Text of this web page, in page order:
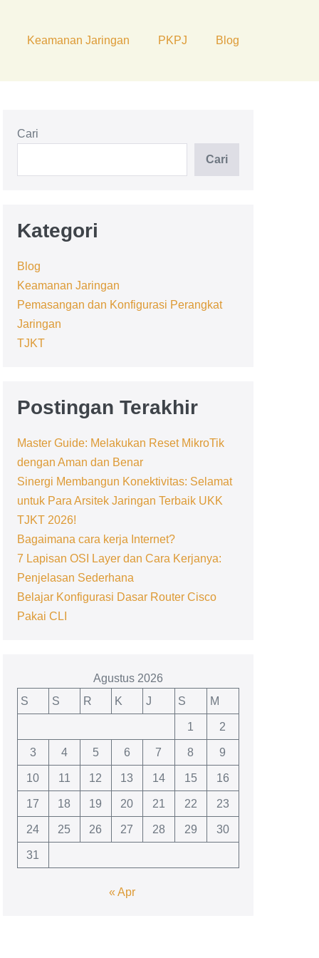
Keamanan Jaringan PKPJ Blog
Cari
Cari
Kategori
Blog
Keamanan Jaringan
Pemasangan dan Konfigurasi Perangkat
Jaringan
TJKT
Postingan Terakhir
Master Guide: Melakukan Reset MikroTik
dengan Aman dan Benar
Sinergi Membangun Konektivitas: Selamat
untuk Para Arsitek Jaringan Terbaik UKK
TJKT 2026!
Bagaimana cara kerja Internet?
7 Lapisan OSI Layer dan Cara Kerjanya:
Penjelasan Sederhana
Belajar Konfigurasi Dasar Router Cisco
Pakai CLI
Agustus 2026
S
S R K J S M
1 2
3 4 5 6 7 8 9
10 11 12 13 14 15 16
17 18 19 20 21 22 23
24 25 26 27 28 29 30
31
« Apr